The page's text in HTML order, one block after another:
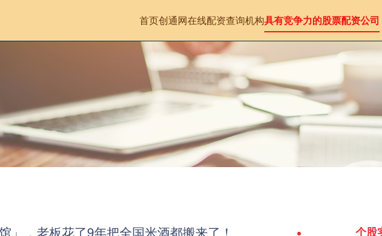
首页创通网在线配资查询机构具有竞争力的股票配资公司
」，老板花了9年把全国米酒都搬来了！ 个股